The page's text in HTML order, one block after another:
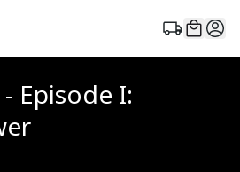
Episode I: